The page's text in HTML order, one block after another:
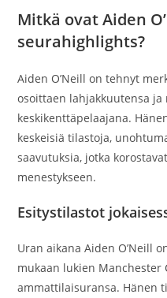
Mitkä ovat Aiden
seurahighlights?
Aiden O’Neill on tehnyt
osoittaen lahjakkuutensa
keskikenttäpelaajana.
keskeisiä tilastoja,
saavutuksia, jotka
menestykseen.
Esitystilastot
Uran aikana Aiden O’Neill
mukaan lukien Manchester
ammattilaisuransa. Hänen